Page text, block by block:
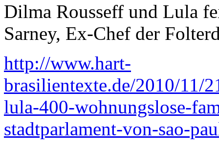
Dilma Rousseff und Lula
Sarney, Ex-Chef der
http://www.hart-
brasilientexte.de/2010/11/
lula-400-wohnungslose-
stadtparlament-von-sao-